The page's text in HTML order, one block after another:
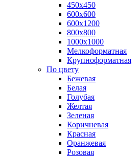
450х450
600х600
600х1200
800х800
1000х1000
Мелкоформатная
Крупноформатная
По цвету
Бежевая
Белая
Голубая
Желтая
Зеленая
Коричневая
Красная
Оранжевая
Розовая